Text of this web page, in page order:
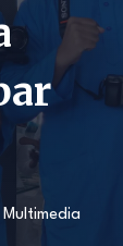
Multimedia